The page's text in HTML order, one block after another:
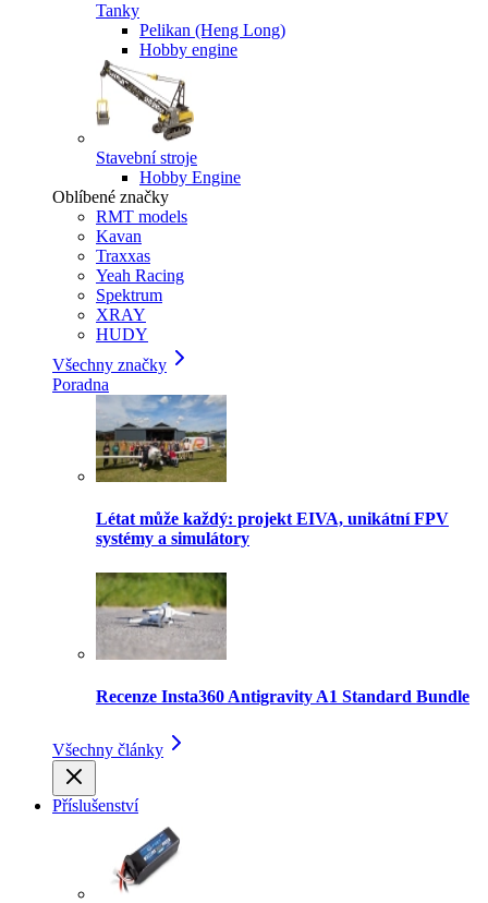
Tanky
Pelikan (Heng Long)
Hobby engine
Stavební stroje
Hobby Engine
Oblíbené značky
RMT models
Kavan
Traxxas
Yeah Racing
Spektrum
XRAY
HUDY
Všechny značky
Poradna
Létat může každý: projekt EIVA, unikátní FPV
systémy a simulátory
Recenze Insta360 Antigravity A1 Standard Bundle
Všechny články
Příslušenství